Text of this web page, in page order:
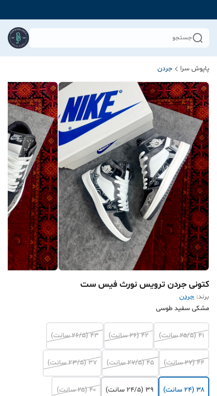
جستجو
پاپوش سرا جردن
کتونی جردن ترویس نورث فیس ست
برند: جردن
مشکی سفید طوسی
۴۱ (۲۵/۵ سانت) ۴۲ (۲۶ سانت) ۴۳ (۲۶/۵ سانت)
۴۴ (۲۷ سانت) ۴۵ (۲۷/۵ سانت) ۳۷ (۲۳/۵ سانت)
۳۸ (۲۴ سانت) ۳۹ (۲۴/۵ سانت) ۴۰ (۲۵ سانت)